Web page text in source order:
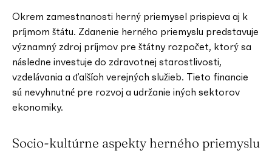
Okrem zamestnanosti herný priemysel prispieva aj k
príjmom štátu. Zdanenie herného priemyslu predstavuje
významný zdroj príjmov pre štátny rozpočet, ktorý sa
následne investuje do zdravotnej starostlivosti,
vzdelávania a ďalších verejných služieb. Tieto financie
sú nevyhnutné pre rozvoj a udržanie iných sektorov
ekonomiky.
Socio-kultúrne aspekty herného priemyslu